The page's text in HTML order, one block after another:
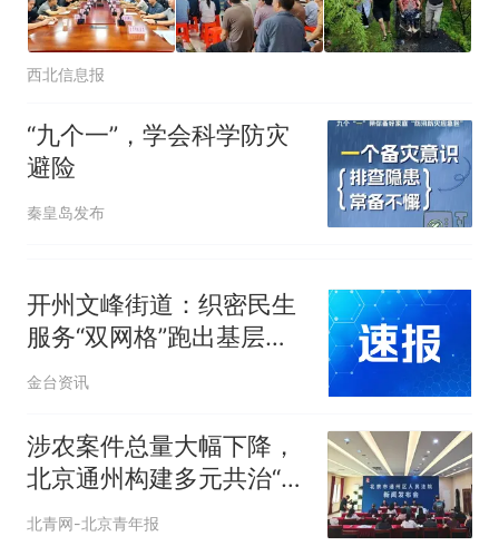
西北信息报
“九个一”，学会科学防灾
避险
秦皇岛发布
开州文峰街道：织密民生
服务“双网格”跑出基层治
理加速度
金台资讯
涉农案件总量大幅下降，
北京通州构建多元共治“新
格局”
北青网-北京青年报